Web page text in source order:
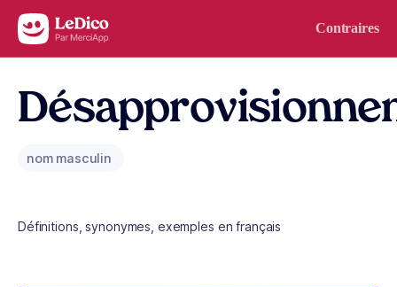
Aller au contenu Contraires
nom masculin
Définitions, synonymes, exemples en français